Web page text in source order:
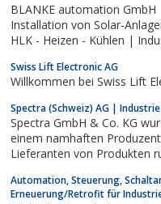
BLANKE automation
Installation von Solar-
HLK - Heizen - Kühlen |
Swiss Lift Electronic AG
Willkommen bei Swiss Lift
⁣Spectra (Schweiz) AG |
Spectra GmbH & Co. KG
einem namhaften
Lieferanten von Produkten
von Spectra umfassen den
Mess- und
Automation, Steuerung,
Erneuerung/Retrofit für